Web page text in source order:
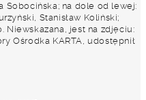
Sobocińska; na dole od lewej:
Stanisław Koliński;
Niewskazana, jest na zdjęciu:
Ośrodka KARTA, udostępnił